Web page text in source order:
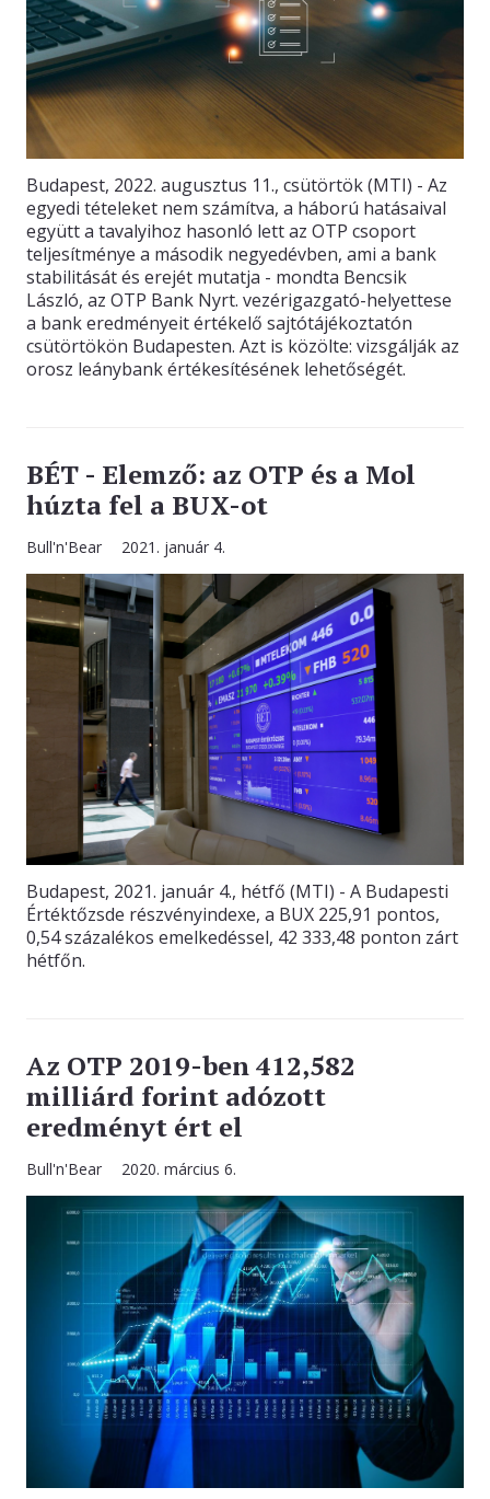
Budapest, 2022. augusztus 11., csütörtök (MTI) - Az
egyedi tételeket nem számítva, a háború hatásaival
együtt a tavalyihoz hasonló lett az OTP csoport
teljesítménye a második negyedévben, ami a bank
stabilitását és erejét mutatja - mondta Bencsik
László, az OTP Bank Nyrt. vezérigazgató-helyettese
a bank eredményeit értékelő sajtótájékoztatón
csütörtökön Budapesten. Azt is közölte: vizsgálják az
orosz leánybank értékesítésének lehetőségét.
BÉT - Elemző: az OTP és a Mol
húzta fel a BUX-ot
Bull'n'Bear 2021. január 4.
Budapest, 2021. január 4., hétfő (MTI) - A Budapesti
Értéktőzsde részvényindexe, a BUX 225,91 pontos,
0,54 százalékos emelkedéssel, 42 333,48 ponton zárt
hétfőn.
Az OTP 2019-ben 412,582
milliárd forint adózott
eredményt ért el
Bull'n'Bear 2020. március 6.